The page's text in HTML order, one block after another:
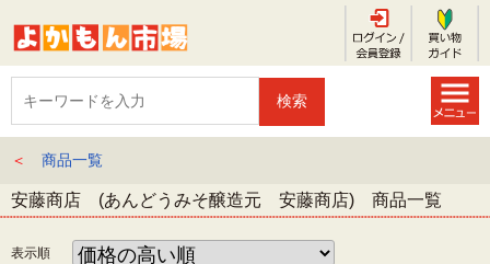
＜ 商品一覧
安藤商店 (あんどうみそ醸造元 安藤商店) 商品一覧
表示順